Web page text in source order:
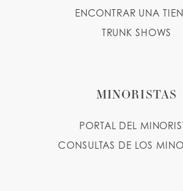
ENCONTRAR UNA
TRUNK SHOWS
MINORISTAS
PORTAL DEL
CONSULTAS DE LOS